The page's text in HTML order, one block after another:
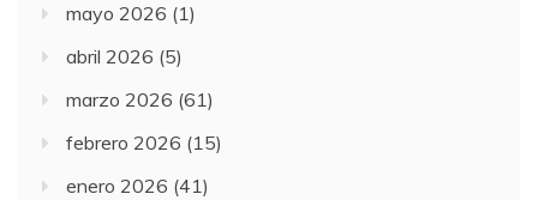
mayo 2026 (1)
abril 2026 (5)
marzo 2026 (61)
febrero 2026 (15)
enero 2026 (41)